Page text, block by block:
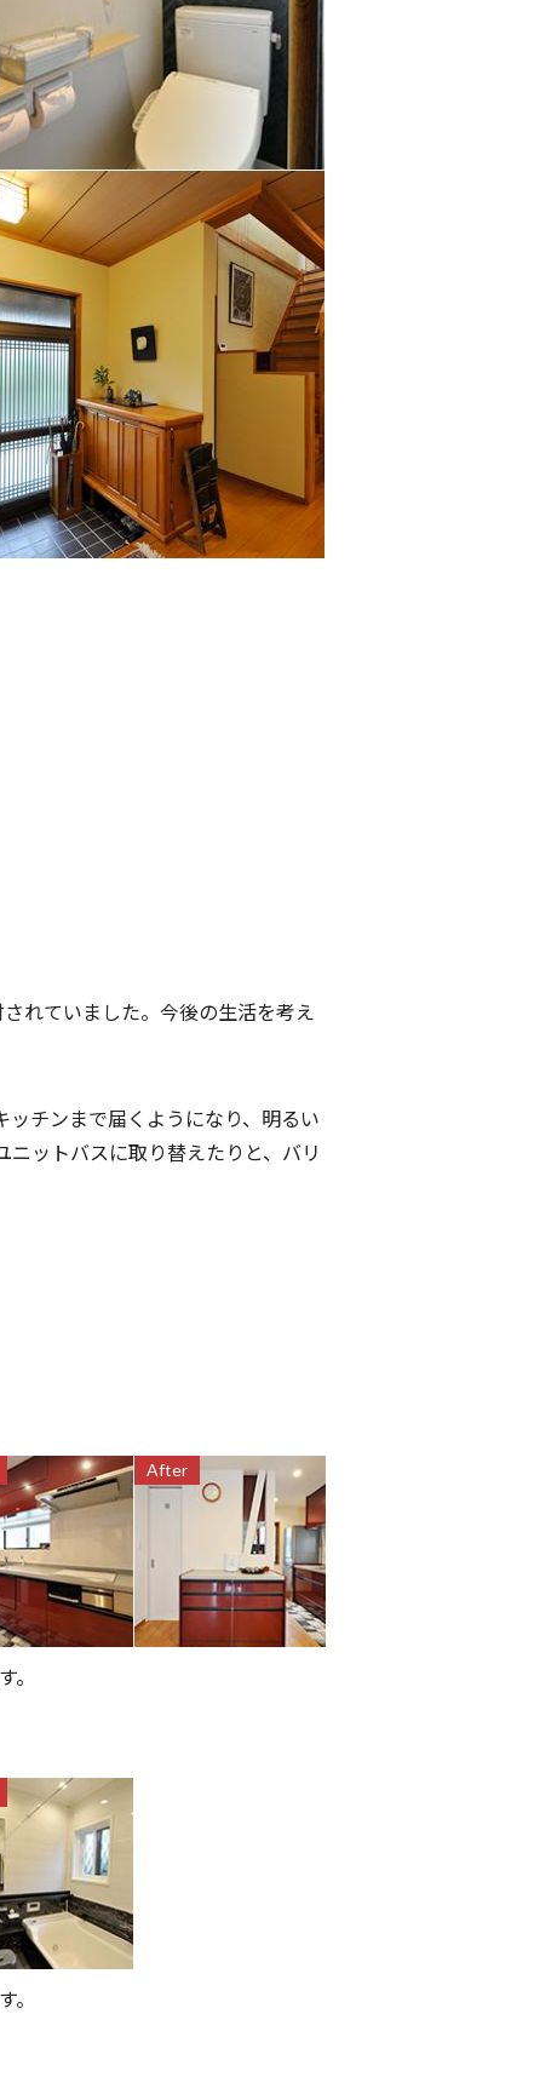
れていました。今後の生活を考え
チンまで届くようになり、明るい
ットバスに取り替えたりと、バリ
After